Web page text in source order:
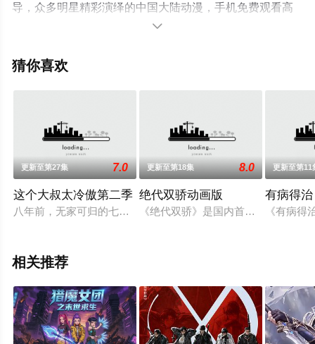
导，众多明星精彩演绎的中国大陆动漫，手机免费观看高
清无删减完整版动漫全集就上策驰电影网，更多相关信息

猜你喜欢
更新至第27集 7.0
这个大叔太冷傲第二季
八年前，无家可归的七七被祁思辰救下，成了祁家的佣人，多年
更新至第18集 8.0
绝代双骄动画版
《绝代双骄》是国内首部改编自古
更新至第11
有病得治
《有病得
相关推荐